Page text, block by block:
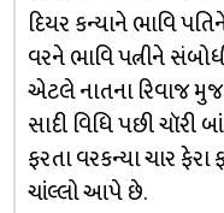
દિયર કન્યાને ભાવિ
વરને ભાવિ પત્નીને
એટલે નાતના રિવાજ
સાદી વિધિ પછી ચૉરી
ફરતા વરકન્યા ચાર
ચાંલ્લો આપે છે.